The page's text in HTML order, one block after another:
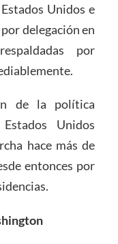
Unidos e
delegación en
por
de la política
Unidos
hace más de
entonces por